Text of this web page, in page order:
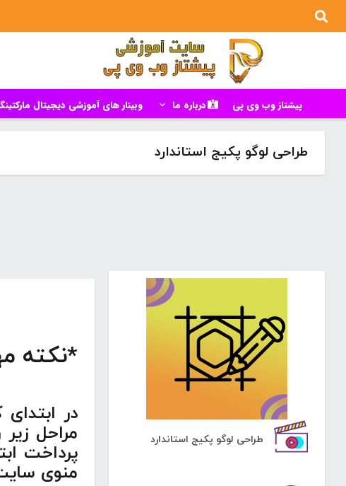
پیشتاز وب وی پی درباره ما وبینار های آموزشی دیجیتال
طراحی لوگو پکیج استاندارد
طراحی لوگو پکیج استاندارد
*نکته
در
مراحل
پرداخت
منوی